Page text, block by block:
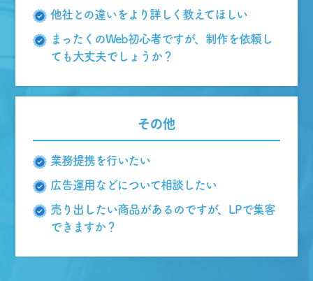
他社との違いをより詳しく教えてほしい
まったくのWeb初心者ですが、制作を依頼し
ても大丈夫でしょうか？
その他
業務提携を行いたい
広告運用などについて相談したい
売り出したい商品があるのですが、LPで集客
できますか？